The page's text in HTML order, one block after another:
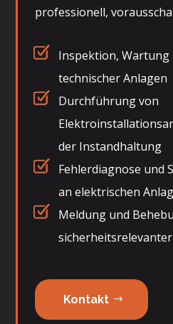
professionell,
Inspektion,
technischer Anlagen
Durchführung von
der Instandhaltung
Fehlerdiagnose und
an elektrischen
Meldung und
Kontakt